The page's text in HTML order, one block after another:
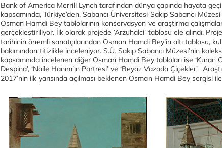
Bank of America Merrill Lynch tarafından dünya çapında hayata
kapsamında, Türkiye’den, Sabancı Üniversitesi Sakıp Sabancı
Osman Hamdi Bey tablolarının konservasyon ve araştırma
gerçekleştiriliyor. İlk olarak projede ‘Arzuhalci’ tablosu ele alındı.
tarihinin önemli sanatçılarından Osman Hamdi Bey’in altı tablosu,
bakımından titizlikle inceleniyor. S.Ü. Sakıp Sabancı Müzesi’nin
kapsamında incelenen diğer Osman Hamdi Bey tabloları ise ‘Kuran
Despina’, ‘Naile Hanım’ın Portresi’ ve ‘Beyaz Vazoda Çiçekler’.
2017’nin ilk yarısında açılması beklenen Osman Hamdi Bey sergisi